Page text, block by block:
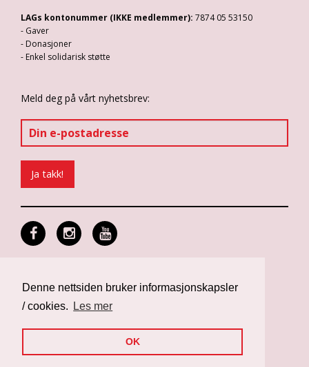
Denne nettsiden bruker informasjonskapsler
/ cookies.
Les mer
OK
LAGs kontonummer (IKKE medlemmer): 7874 05 53150
- Gaver
- Donasjoner
- Enkel solidarisk støtte
Meld deg på vårt nyhetsbrev:
Design: Differ Media
Web: Noop